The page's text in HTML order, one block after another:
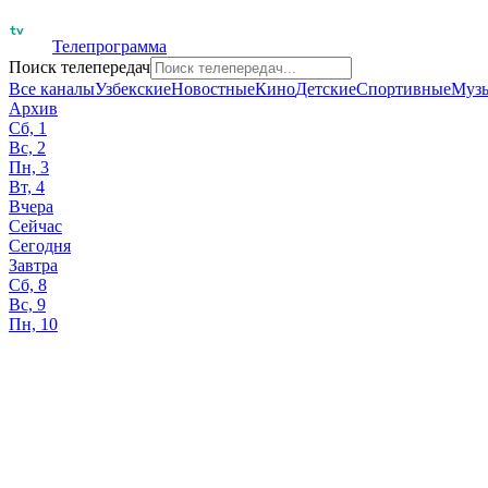
Телепрограмма
Поиск телепередач
Все каналыУзбекскиеНовостныеКиноДетскиеСпортивные
Архив
Сб, 1
Вс, 2
Пн, 3
Вт, 4
Вчера
Сейчас
Сегодня
Завтра
Сб, 8
Вс, 9
Пн, 10